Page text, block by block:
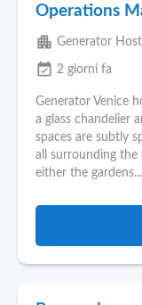
Operations
apartment Generator
event_available 2 giorni fa
Generator Venice
a glass chandelier
spaces are subtly
all surrounding the
either the gardens...